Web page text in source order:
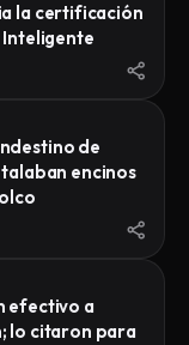
la certificación
de
encinos
efectivo a
lo citaron para